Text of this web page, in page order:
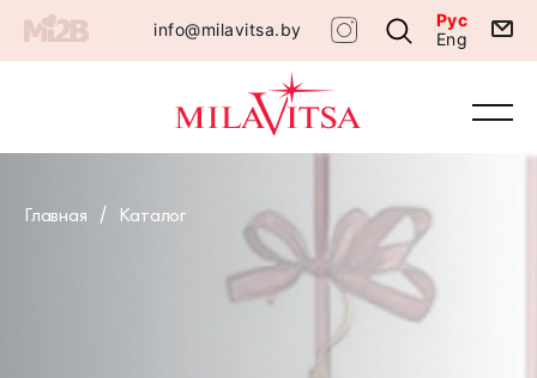
info@milavitsa.by
Рус
Eng
Главная Каталог